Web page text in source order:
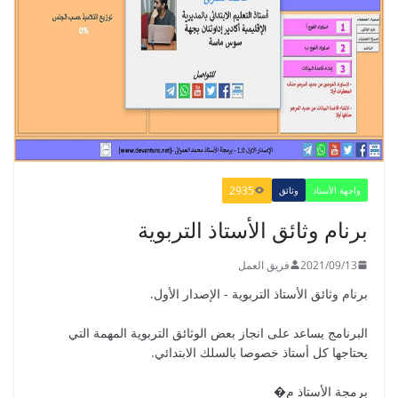
الحياتية
2022/01/02
PARCOURS - 6ème ANNEE 2021
واجهة الأستاذ وثائق 2935
برنام وثائق الأستاذ التربوية
2021/09/13 فريق العمل
برنام وثائق الأستاذ التربوية - الإصدار الأول.
البرنامج يساعد على انجاز بعض الوثائق التربوية المهمة التي
يحتاجها كل أستاذ خصوصا بالسلك الابتدائي.
برمجة الأستاذ م�